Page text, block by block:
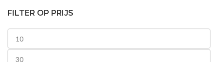
FILTER OP PRIJS
Min. prijs
Max. prijs